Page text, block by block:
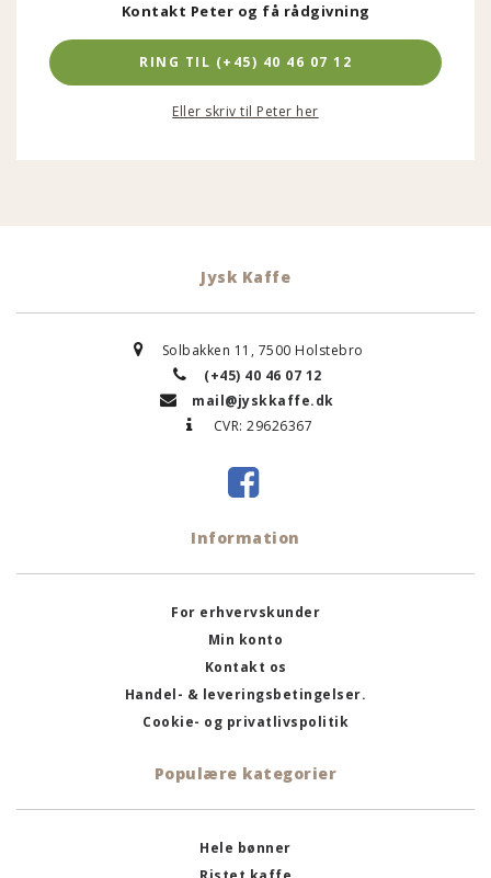
Kontakt Peter og få rådgivning
RING TIL (+45) 40 46 07 12
Eller skriv til Peter her
Jysk Kaffe
Solbakken 11, 7500 Holstebro
(+45) 40 46 07 12
mail@jyskkaffe.dk
CVR: 29626367
Information
For erhvervskunder
Min konto
Kontakt os
Handel- & leveringsbetingelser.
Cookie- og privatlivspolitik
Populære kategorier
Hele bønner